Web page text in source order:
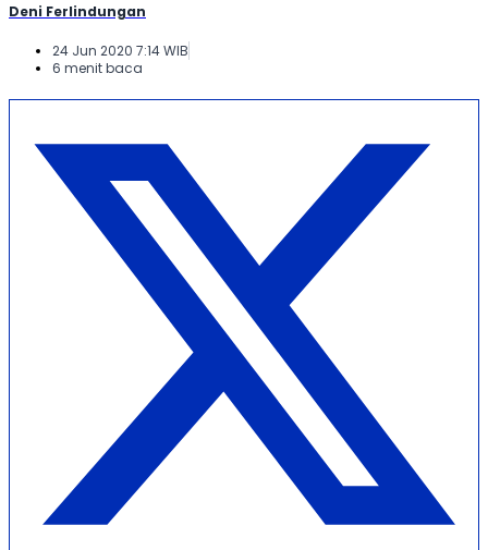
Deni Ferlindungan
24 Jun 2020 7:14 WIB
6 menit baca